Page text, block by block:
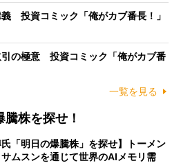
投資コミック「俺がカブ番長！」
の極意 投資コミック「俺がカブ番
一覧を見る
株を探せ！
氏「明日の爆騰株」を探せ】トーメン
ムスンを通じて世界のAIメモリ需